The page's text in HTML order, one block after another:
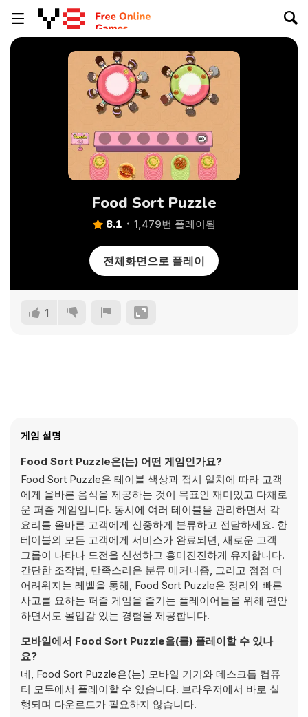
Food Sort Puzzle
8.1 1,479번 플레이됨
전체화면으로 플레이
1
게임 설명
Food Sort Puzzle은(는) 어떤 게임인가요?
Food Sort Puzzle은 테이블 색상과 접시 일치에 따라 고객
에게 올바른 음식을 제공하는 것이 목표인 재미있고 다채로
운 퍼즐 게임입니다. 동시에 여러 테이블을 관리하면서 각
요리를 올바른 고객에게 신중하게 분류하고 전달하세요. 한
테이블의 모든 고객에게 서비스가 완료되면, 새로운 고객
그룹이 나타나 도전을 신선하고 흥미진진하게 유지합니다.
간단한 조작법, 만족스러운 분류 메커니즘, 그리고 점점 더
어려워지는 레벨을 통해, Food Sort Puzzle은 정리와 빠른
사고를 요하는 퍼즐 게임을 즐기는 플레이어들을 위해 편안
하면서도 몰입감 있는 경험을 제공합니다.
모바일에서 Food Sort Puzzle을(를) 플레이할 수 있나
요?
네, Food Sort Puzzle은(는) 모바일 기기와 데스크톱 컴퓨
터 모두에서 플레이할 수 있습니다. 브라우저에서 바로 실
행되며 다운로드가 필요하지 않습니다.